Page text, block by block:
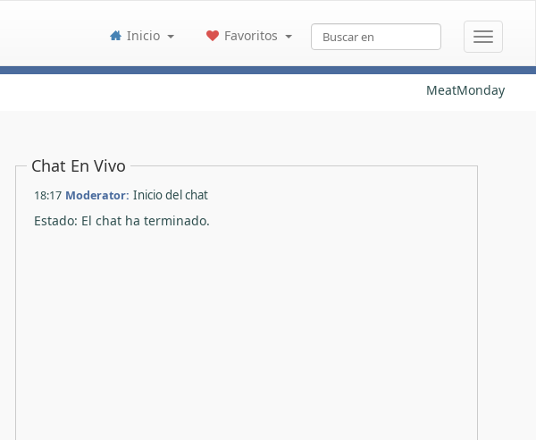
Inicio Favoritos
MeatMonday
Chat En Vivo
18:17 Moderator: Inicio del chat
Estado: El chat ha terminado.